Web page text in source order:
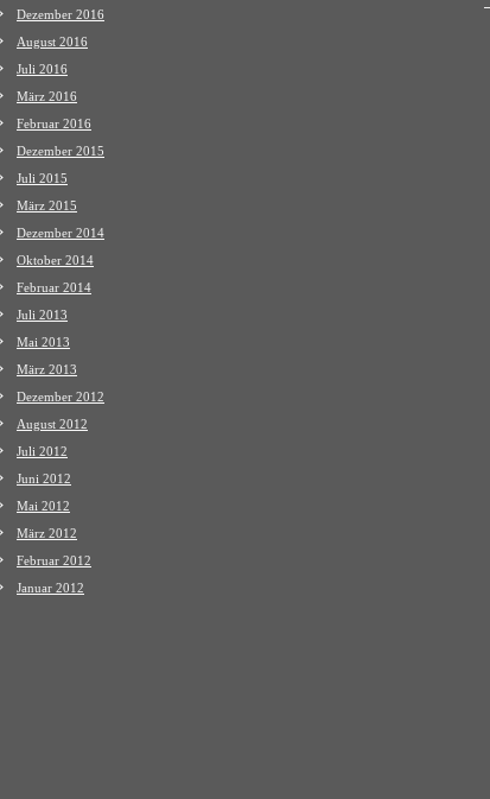
Dezember 2016
August 2016
Juli 2016
März 2016
Februar 2016
Dezember 2015
Juli 2015
März 2015
Dezember 2014
Oktober 2014
Februar 2014
Juli 2013
Mai 2013
März 2013
Dezember 2012
August 2012
Juli 2012
Juni 2012
Mai 2012
März 2012
Februar 2012
Januar 2012